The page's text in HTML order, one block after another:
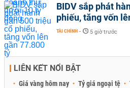
BIDV sắp phát
phiếu, tăng vốn
TÀI CHÍNH - 5 giờ trước
LIÊN KẾT NỔI BẬT
Giá vàng hôm nay Tỷ giá ngoại tệ